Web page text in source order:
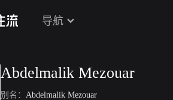
导航
Abdelmalik Mezouar
别名： Abdelmalik Mezouar